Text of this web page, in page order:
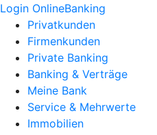
Login OnlineBanking
Privatkunden
Firmenkunden
Private Banking
Banking & Verträge
Meine Bank
Service & Mehrwerte
Immobilien